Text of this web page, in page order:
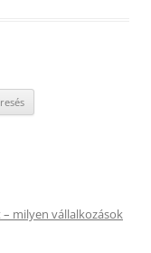
– milyen vállalkozások